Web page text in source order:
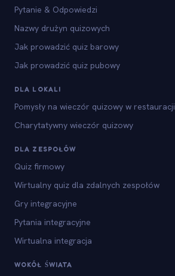
Pytanie & Odpowiedzi
Nazwy drużyn quizowych
Jak prowadzić quiz barowy
Jak prowadzić quiz pubowy
DLA LOKALI
Pomysły na wieczór quizowy w restauracji
Charytatywny wieczór quizowy
DLA ZESPOŁÓW
Quiz firmowy
Wirtualny quiz dla zdalnych zespołów
Gry integracyjne
Pytania integracyjne
Wirtualna integracja
WOKÓŁ ŚWIATA